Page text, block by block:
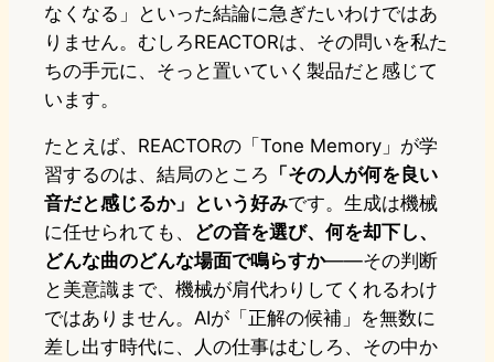
なくなる」といった結論に急ぎたいわけではあ
りません。むしろREACTORは、その問いを私た
ちの手元に、そっと置いていく製品だと感じて
います。
たとえば、REACTORの「Tone Memory」が学
習するのは、結局のところ 「その人が何を良い
音だと感じるか」という好みです。生成は機械
に任せられても、 どの音を選び、何を却下し、
どんな曲のどんな場面で鳴らすか——その判断
と美意識まで、機械が肩代わりしてくれるわけ
ではありません。AIが「正解の候補」を無数に
差し出す時代に、人の仕事はむしろ、その中か